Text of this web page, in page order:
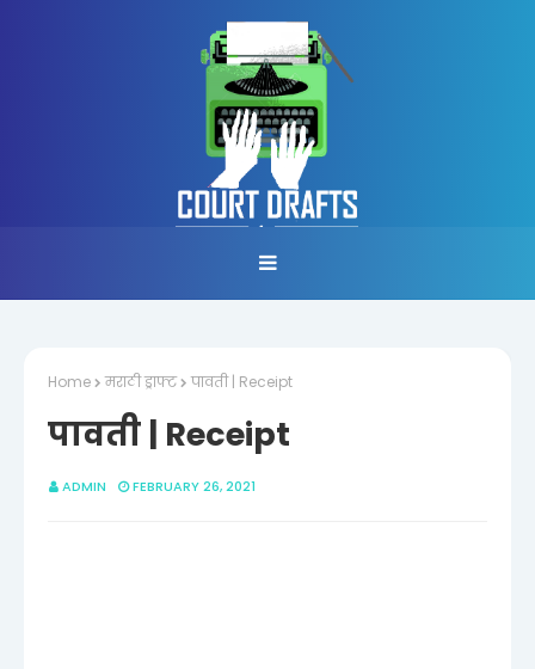
Home मराठी ड्राफ्ट पावती | Receipt
पावती | Receipt
ADMIN FEBRUARY 26, 2021